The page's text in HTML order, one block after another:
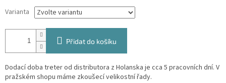
Varianta
Přidat do košíku
Dodací doba treter od distributora z Holanska je cca 5 pracovních dní. V
pražském shopu máme zkoušecí velikostní řady.